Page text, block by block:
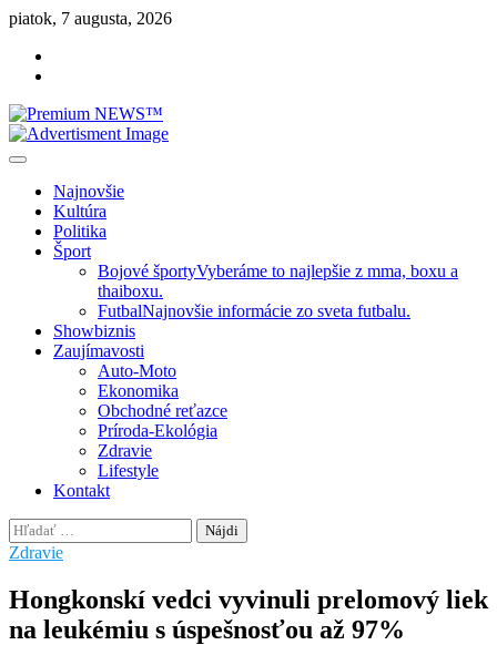
Skip
content
piatok, 7 augusta, 2026
Najnovšie
Kultúra
Politika
Šport
Bojové športyVyberáme to najlepšie z mma, boxu a
thaiboxu.
FutbalNajnovšie informácie zo sveta futbalu.
Showbiznis
Zaujímavosti
Auto-Moto
Ekonomika
Obchodné reťazce
Príroda-Ekológia
Zdravie
Lifestyle
Kontakt
Hľadať:
Zdravie
Hongkonskí vedci vyvinuli prelomový liek
na leukémiu s úspešnosťou až 97%